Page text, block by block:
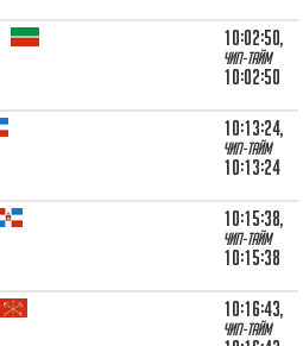
10:02:50,
Чип-тайм
10:02:50
10:13:24,
Чип-тайм
10:13:24
10:15:38,
Чип-тайм
10:15:38
10:16:43,
Чип-тайм